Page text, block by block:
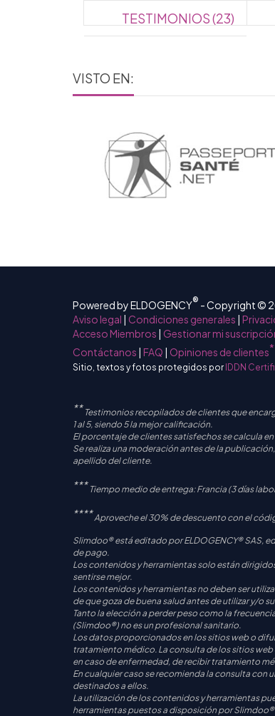
TESTIMONIOS (23)
VISTO EN:
Powered by ELDOGENCY® - Copyright ©
Aviso legal | Condiciones generales |
Acceso Miembros | Gestionar mi
Contáctanos | FAQ | Opiniones de clientes
Sitio, textos y fotos protegidos por IDDN
** Testimonios recopilados de clientes que
1 al 5, siendo 5 la mejor calificación.
El porcentaje de clientes satisfechos se calcula
Se realiza una moderación antes de la
apellido del cliente.
*** Tiempo medio de entrega: Francia (3 días
**** Aproveche el 30% de descuento con el
Slimdoo® está editado por ELDOGENCY® SAS,
de pago.
Los contenidos y herramientas solo están
sentirse mejor.
Los contenidos y herramientas no deben ser
de que goza de buena salud antes de utilizar y/o
Tanto la elección a perder peso como la
(Slimdoo®) no es un profesional sanitario.
Los datos proporcionados en los sitios web o
tratamiento médico. La consulta de los sitios
en caso de enfermedad, de recibir tratamiento
En cualquier caso se recomienda la consulta con
destinados a ellos.
La utilización de los contenidos y herramientas
herramientas puestos a disposición por